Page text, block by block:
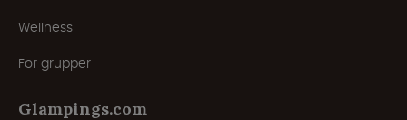
Wellness
For grupper
Glampings.com